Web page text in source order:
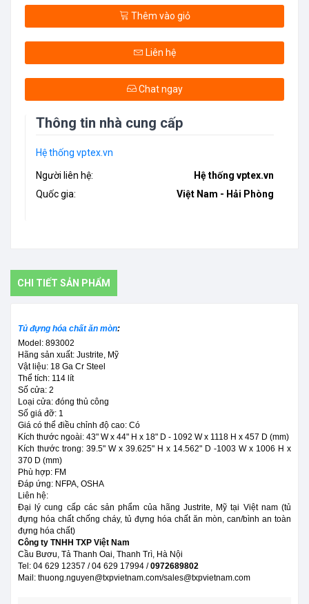
Thêm vào giỏ
Liên hệ
Chat ngay
Thông tin nhà cung cấp
Hệ thống vptex.vn
Người liên hệ:
Hệ thống vptex.vn
Quốc gia:
Việt Nam - Hải Phòng
CHI TIẾT SẢN PHẨM
Tủ đựng hóa chất ăn mòn:
Model: 893002
Hãng sản xuất: Justrite, Mỹ
Vật liệu: 18 Ga Cr Steel
Thể tích: 114 lít
Số cửa: 2
Loại cửa: đóng thủ công
Số giá đỡ: 1
Giá có thể điều chỉnh độ cao: Có
Kích thước ngoài: 43" W x 44" H x 18" D - 1092 W x 1118 H x 457 D (mm)
Kích thước trong: 39.5" W x 39.625" H x 14.562" D -1003 W x 1006 H x
370 D (mm)
Phù hợp: FM
Đáp ứng: NFPA, OSHA
Liên hệ:
Đại lý cung cấp các sản phẩm của hãng Justrite, Mỹ tại Việt nam (tủ
đựng hóa chất chống cháy, tủ đựng hóa chất ăn mòn, can/bình an toàn
đựng hóa chất)
Công ty TNHH TXP Việt Nam
Cầu Bươu, Tả Thanh Oai, Thanh Trì, Hà Nội
Tel: 04 629 12357 / 04 629 17994 /0972689802
Mail: thuong.nguyen@txpvietnam.com/sales@txpvietnam.com